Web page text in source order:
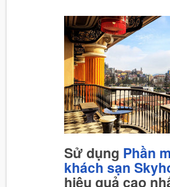
Sử dụng Phần
khách sạn
hiệu quả cao